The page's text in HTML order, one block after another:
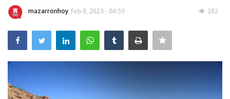
Noticias
Entrevistas
mazarronhoy Feb 8, 2023 - 04:59 282